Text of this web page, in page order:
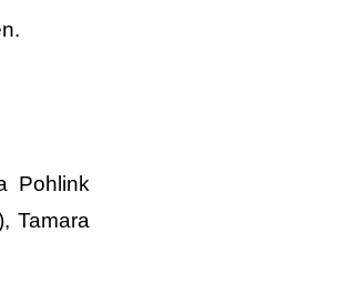
Pohlink
Tamara